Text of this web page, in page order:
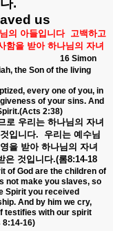
.
us
의 아들입니다 고백하고
함을 받아 하나님의 자녀
16 Simon
the Son of the living
every one of you, in
of your sins. And
2:38)
로 우리는 하나님의 자녀
것입니다. 우리는 예수님
영을 받아 하나님의 자녀
은 것입니다.(롬8:14-18
of God are the children of
not make you slaves, so
Spirit you received
And by him we cry,
testifies with our spirit
8:14-16)